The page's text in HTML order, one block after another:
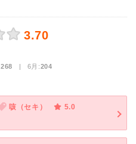
3.70
268 | 6月:204
咳（セキ）
5.0